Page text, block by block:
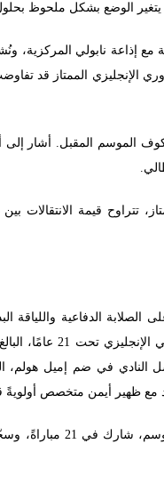
الوضع بشكل ملحوظ
مع إذاعة نابولي المركزية،
الإنجليزي الممتاز قد
كوف الموسم المقبل. أشار إلى
الدفاعية واللياقة
النادي في ضم إميل هولم،
مع ظهير أيمن متخصص
وقد حقق نورتون كوفي انطلاقةً مميزةً في الدوري